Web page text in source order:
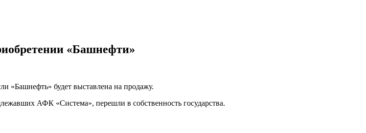
«Башнефти»
«Башнефть» будет выставлена на продажу.
АФК «Система», перешли в собственность государства.